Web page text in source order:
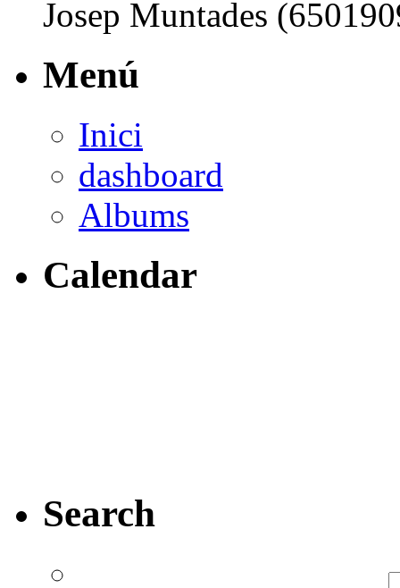
Josep Muntades
Menú
Inici
dashboard
Albums
Calendar
Search